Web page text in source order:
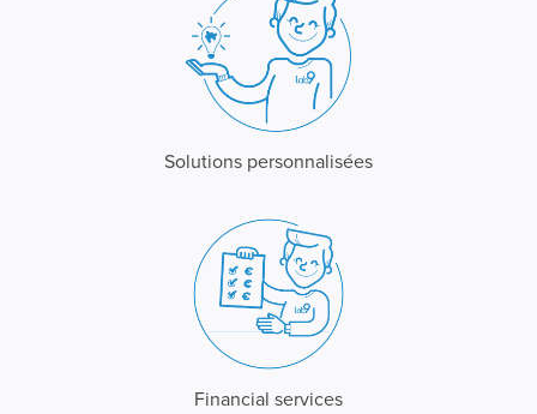
Solutions personnalisées
Financial services